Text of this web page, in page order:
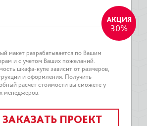
макет разрабатывается по Вашим
и с учетом Ваших пожеланий.
шкафа-купе зависит от размеров,
и оформления. Получить
расчет стоимости вы сможете у
менеджеров.
ЗАКАЗАТЬ ПРОЕКТ
30%